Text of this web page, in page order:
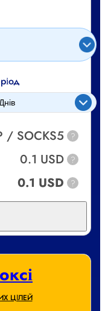
/ SOCKS5 ?
0.1 USD ?
0.1 USD ?
ЦІЛЕЙ